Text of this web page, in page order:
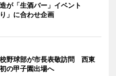
が「生酒バー」イベント
」に合わせ企画
野球部が市長表敬訪問 西東
の甲子園出場へ